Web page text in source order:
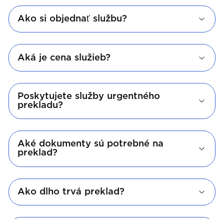
Ako si objednať službu?
Aká je cena služieb?
Poskytujete služby urgentného
prekladu?
Aké dokumenty sú potrebné na
preklad?
Ako dlho trvá preklad?